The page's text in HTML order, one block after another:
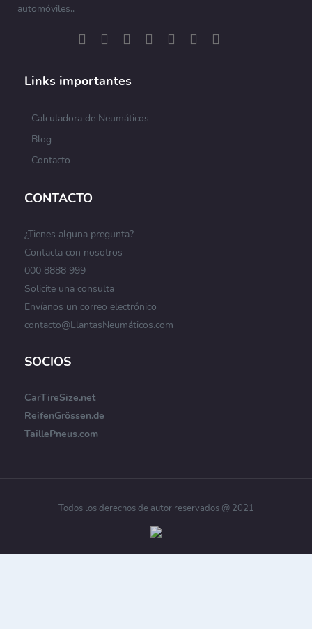
automóviles..
Links importantes
Calculadora de Neumáticos
Blog
Contacto
CONTACTO
¿Tienes alguna pregunta?
Contacta con nosotros
000 8888 999
Solicite una consulta
Envíanos un correo electrónico
contacto@LlantasNeumáticos.com
SOCIOS
CarTireSize.net
ReifenGrössen.de
TaillePneus.com
Todos los derechos de autor reservados @ 2021